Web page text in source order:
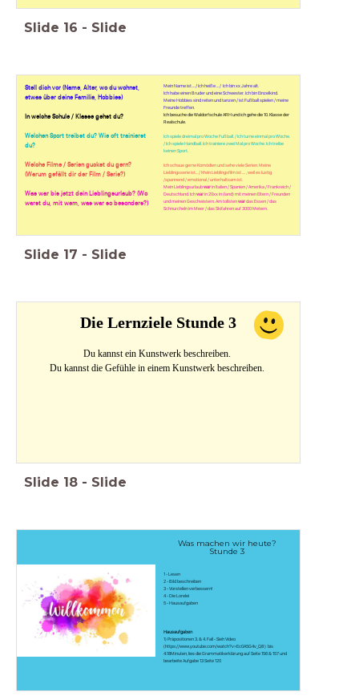
Slide 16 - Slide
Stell dich vor (Name, Alter, wo du wohnst,
etwas über deine Familie, Hobbies)
In welche Schule / Klasse gehst du?
Welchen Sport treibst du? Wie oft trainierst
du?
Welche Filme / Serien guckst du gern?
(Warum gefällt dir der Film / Serie?)
Was war bis jetzt dein Lieblingsurlaub? (Wo
warst du, mit wem, was war so besonders?)
Mein Name ist ... / Ich heiße ... /Ich bin xx Jahre alt.
Ich habe einen Bruder und eine Schwester. Ich bin Einzelkind.
Meine Hobbies sind reiten und tanzen / ist Fußball spielen / meine
Freunde treffen.
Ich besuche die Waldorfschule ARH und ich gehe die 10. Klasse der
Realschule.
Ich spiele dreimal pro Woche Fußball. / Ich turne einmal pro Woche.
/ Ich spiele Handball. Ich trainiere zwei Mal pro Woche.Ich treibe
keinen Sport.
Ich schaue gerne Komödien und sehe viele Serien. Meine
Lieblingsserie ist... / Mein Lieblingsfilm ist .... , weil es lustig
/spannend / emotional / unterhaltsam ist.
Mein Lieblingsurlaubwarin Italien / Spanien / Amerika / Frankreich /
Deutschland. Ichwarin 20xx in (land) mit meinen Eltern / Freunden
und meinen Geschwistern. Am tollstenwardas Essen / das
Schnurcheln im Meer / das Skifahren auf 3000 Metern.
Slide 17 - Slide
Die Lernziele Stunde 3
Du kannst ein Kunstwerk beschreiben.
Du kannst die Gefühle in einem Kunstwerk beschreiben.
Slide 18 - Slide
Was machen wir heute?
Stunde 3
1 - Lesen
2 - Bild beschreiben
3 - Vorstellen verbessern!
4 - Die Lorelei
5 - Hausaufgaben
Hausaufgaben
1) Präpositionen 3. & 4. Fall - Sieh Video
(https://www.youtube.com/watch?v=Ec0A5G4v_Q8 ) bis
4:18Minuten, lies die Grammatikerklärung auf Seite 156 & 157 und
bearbeite Aufgabe 13 Seite 120